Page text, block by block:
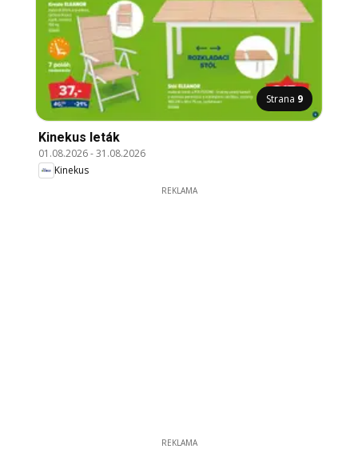
Strana 9
Kinekus leták
01.08.2026-31.08.2026
Kinekus
REKLAMA
REKLAMA